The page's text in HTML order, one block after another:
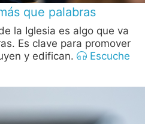
que palabras
la Iglesia es algo que va
Es clave para promover
y edifican.
Escuche